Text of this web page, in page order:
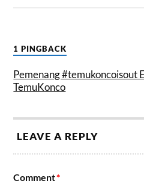
1 PINGBACK
Pemenang #temukoncoisout
TemuKonco
LEAVE A REPLY
Comment*